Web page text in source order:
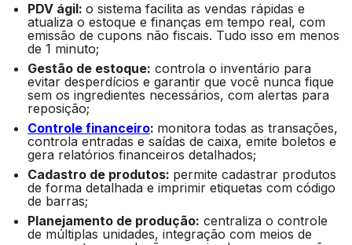
PDV ágil: o sistema facilita as vendas rápidas e
atualiza o estoque e finanças em tempo real, com
emissão de cupons não fiscais. Tudo isso em menos
de 1 minuto;
Gestão de estoque: controla o inventário para
evitar desperdícios e garantir que você nunca fique
sem os ingredientes necessários, com alertas para
reposição;
Controle financeiro: monitora todas as transações,
controla entradas e saídas de caixa, emite boletos e
gera relatórios financeiros detalhados;
Cadastro de produtos: permite cadastrar produtos
de forma detalhada e imprimir etiquetas com código
de barras;
Planejamento de produção: centraliza o controle
de múltiplas unidades, integração com meios de